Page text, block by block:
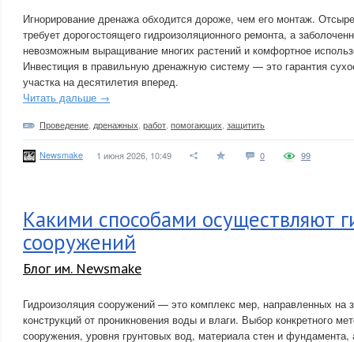
Игнорирование дренажа обходится дороже, чем его монтаж.
требует дорогостоящего гидроизоляционного ремонта, а
невозможным выращивание многих растений и комфортное
Инвестиция в правильную дренажную систему — это гарантия
участка на десятилетия вперед.
Читать дальше →
Проведение дренажных работ помогающих защитить
Newsmake 1 июня 2026, 10:49 0 99
Какими способами осуществляют
сооружений
Блог им. Newsmake
Гидроизоляция сооружений — это комплекс мер, направленных на
конструкций от проникновения воды и влаги. Выбор конкретного
сооружения, уровня грунтовых вод, материала стен и